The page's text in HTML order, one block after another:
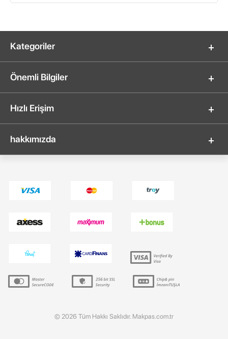
Kategoriler
Önemli Bilgiler
Hızlı Erişim
hakkımızda
© 2026 Tüm Hakkı Saklıdır. Makpas.com.tr